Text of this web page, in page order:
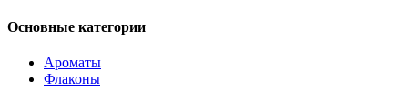
Основные категории
Ароматы
Флаконы